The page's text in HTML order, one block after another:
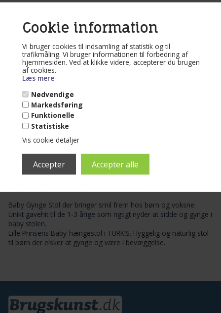
Cookie information
Vi bruger cookies til indsamling af statistik og til
trafikmåling. Vi bruger informationen til forbedring af
hjemmesiden. Ved at klikke videre, accepterer du brugen
af cookies.
Læs mere
Nødvendige
Markedsføring
Funktionelle
Statistiske
Vis cookie detaljer
Materialer: Bomuldsflet og poleret træ.
(Lev. 1-3 dages leveringstid)
450,00
Læg i Kurv
Tilføj til Ønskeskyen
Baby Gynge Stol der bringer smil frem hos børn og voksne.
Unikt gavehit til de 1-3 årige som rigtigt nyder at sidde og gynge i
baby stolen.
Lille Prinsens Baby-hængestol i TURKIS. Hyggelig og naturlig stol
til børn der elsker at gynge og være i bevæggelse.